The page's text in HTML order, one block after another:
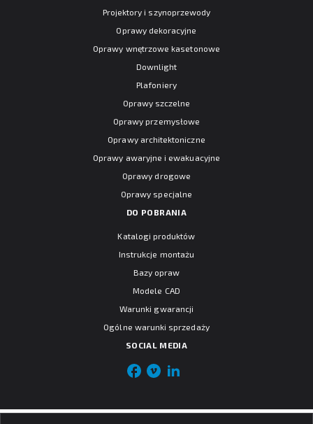
Projektory i szynoprzewody
Oprawy dekoracyjne
Oprawy wnętrzowe kasetonowe
Downlight
Plafoniery
Oprawy szczelne
Oprawy przemysłowe
Oprawy architektoniczne
Oprawy awaryjne i ewakuacyjne
Oprawy drogowe
Oprawy specjalne
DO POBRANIA
Katalogi produktów
Instrukcje montażu
Bazy opraw
Modele CAD
Warunki gwarancji
Ogólne warunki sprzedaży
SOCIAL MEDIA